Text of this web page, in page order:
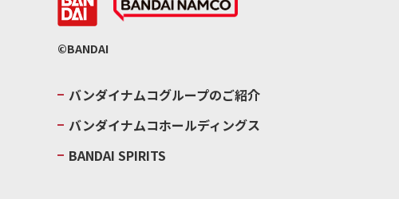
©BANDAI
バンダイナムコグループのご紹介
バンダイナムコホールディングス
BANDAI SPIRITS